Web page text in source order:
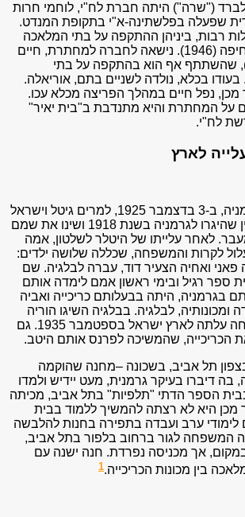
("שרה") היתה חברת לח"י, לוחמי חרות
שפעלה בפלשתינה-א"י בתקופת המנדט.
רבות, ביניהן ההתקפה על בתי המלאכה
של הרכבת במפרץ חיפה (1946). נישאה לחברה למחתרת, חיים
שהשתתף אף הוא בהתקפה על בתי
בכלא, נולדה לשניים בתם, אוריאלה.
נפל חיים במהלך הפריצה מכלא עכו.
על המחתרת והיא מתנדבת ב"בית יאיר"
לח"י.
לארץ
חנה נולדה בקלן, גרמניה, ב-3 בדצמבר 1925, למרים גיטל וישראל
פריהר, יהודים מפולין שהיגרו לגרמניה בשנת 1918 ושינו את שמם
לאחר עלייתו של היטלר לשלטון, אמה
לקרות והמשפחה, שכללה שלושה ילדים:
ואחיה הצעיר דוד, עברה לבלגיה. שם
ספר רגיל ובימי ראשון אמם לימדה אותם
בגרמניה, היתה בבעלותם כריכייה ואביה
ומכונותיה, לבלגיה. בבלגיה השיגו הוריה
אישורי עליה והמשפחה עלתה לארץ ישראל בספטמבר 1935. גם
הכריכייה, שהמשיכה לפרנס אותם היטב.
תל אביב, בשכונה –מחנה שהוקמה
בה דיברו בעיקר גרמנית, מעט יידיש ולמדו
הספר הדתי "תלפיות" בתל אביב, מכיתה
מכן היא לא רצתה להמשיך ללמוד בבית
ערב ועבדה בתפירה בחנות להלבשה
המשפחה לגור ברחוב בלפור בתל אביב,
אך מכניסה נפרדת. חנה ישנה עם
בין מכונות הכריכייה.1